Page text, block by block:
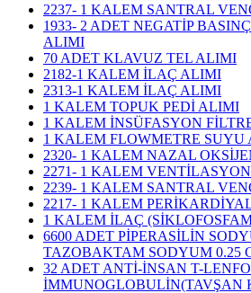
2237- 1 KALEM SANTRAL
1933- 2 ADET NEGATİP
ALIMI
70 ADET KLAVUZ TEL ALIMI
2182-1 KALEM İLAÇ ALIMI
2313-1 KALEM İLAÇ ALIMI
1 KALEM TOPUK PEDİ ALIMI
1 KALEM İNSÜFASYON
1 KALEM FLOWMETRE
2320- 1 KALEM NAZAL
2271- 1 KALEM
2239- 1 KALEM SANTRAL
2217- 1 KALEM
1 KALEM İLAÇ
6600 ADET PİPERASİLİN
TAZOBAKTAM SODYUM 0.25
32 ADET ANTİ-İNSAN T-
İMMUNOGLOBULİN(TAVŞAN